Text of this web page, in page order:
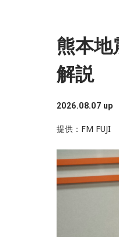
熊本
解説
2026.08.07 up
提供：FM FUJI